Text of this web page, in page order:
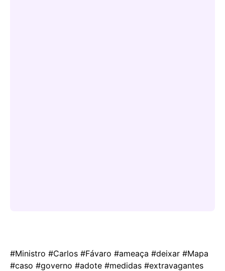
#Ministro #Carlos #Fávaro #ameaça #deixar #Mapa
#caso #governo #adote #medidas #extravagantes